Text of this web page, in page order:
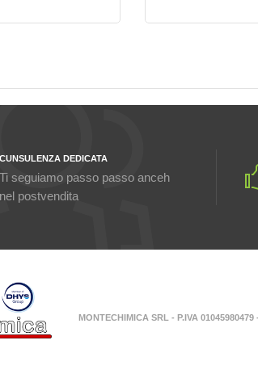
CUNSULENZA DEDICATA
Ti seguiamo passo passo anceh
nel postvendita
MONTECHIMICA SRL - P.IVA